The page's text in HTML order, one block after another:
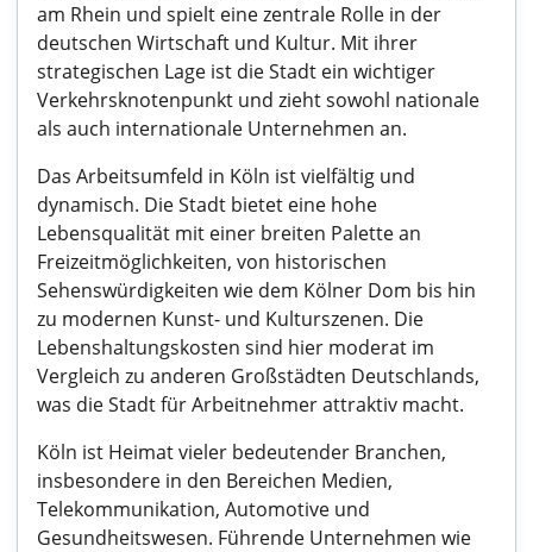
am Rhein und spielt eine zentrale Rolle in der
deutschen Wirtschaft und Kultur. Mit ihrer
strategischen Lage ist die Stadt ein wichtiger
Verkehrsknotenpunkt und zieht sowohl nationale
als auch internationale Unternehmen an.
Das Arbeitsumfeld in Köln ist vielfältig und
dynamisch. Die Stadt bietet eine hohe
Lebensqualität mit einer breiten Palette an
Freizeitmöglichkeiten, von historischen
Sehenswürdigkeiten wie dem Kölner Dom bis hin
zu modernen Kunst- und Kulturszenen. Die
Lebenshaltungskosten sind hier moderat im
Vergleich zu anderen Großstädten Deutschlands,
was die Stadt für Arbeitnehmer attraktiv macht.
Köln ist Heimat vieler bedeutender Branchen,
insbesondere in den Bereichen Medien,
Telekommunikation, Automotive und
Gesundheitswesen. Führende Unternehmen wie